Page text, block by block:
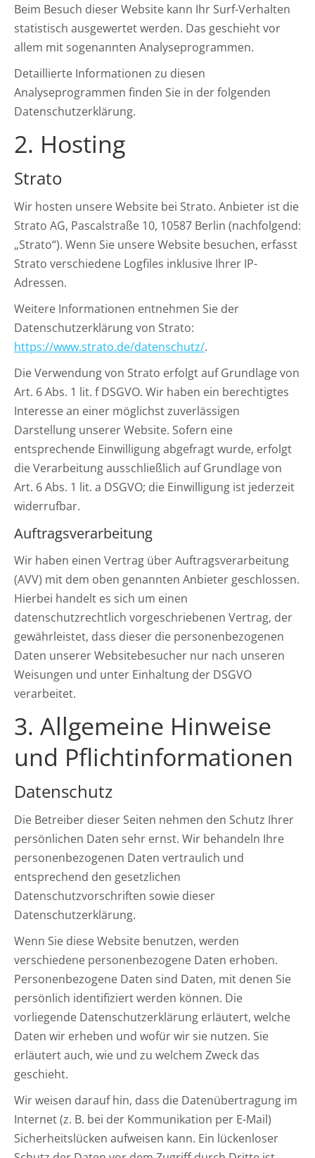
Beim Besuch dieser Website kann Ihr Surf-Verhalten
statistisch ausgewertet werden. Das geschieht vor
allem mit sogenannten Analyseprogrammen.
Detaillierte Informationen zu diesen
Analyseprogrammen finden Sie in der folgenden
Datenschutzerklärung.
2. Hosting
Strato
Wir hosten unsere Website bei Strato. Anbieter ist die
Strato AG, Pascalstraße 10, 10587 Berlin (nachfolgend:
„Strato“). Wenn Sie unsere Website besuchen, erfasst
Strato verschiedene Logfiles inklusive Ihrer IP-
Adressen.
Weitere Informationen entnehmen Sie der
Datenschutzerklärung von Strato:
https://www.strato.de/datenschutz/.
Die Verwendung von Strato erfolgt auf Grundlage von
Art. 6 Abs. 1 lit. f DSGVO. Wir haben ein berechtigtes
Interesse an einer möglichst zuverlässigen
Darstellung unserer Website. Sofern eine
entsprechende Einwilligung abgefragt wurde, erfolgt
die Verarbeitung ausschließlich auf Grundlage von
Art. 6 Abs. 1 lit. a DSGVO; die Einwilligung ist jederzeit
widerrufbar.
Auftragsverarbeitung
Wir haben einen Vertrag über Auftragsverarbeitung
(AVV) mit dem oben genannten Anbieter geschlossen.
Hierbei handelt es sich um einen
datenschutzrechtlich vorgeschriebenen Vertrag, der
gewährleistet, dass dieser die personenbezogenen
Daten unserer Websitebesucher nur nach unseren
Weisungen und unter Einhaltung der DSGVO
verarbeitet.
3. Allgemeine Hinweise
und Pflicht­informationen
Datenschutz
Die Betreiber dieser Seiten nehmen den Schutz Ihrer
persönlichen Daten sehr ernst. Wir behandeln Ihre
personenbezogenen Daten vertraulich und
entsprechend den gesetzlichen
Datenschutzvorschriften sowie dieser
Datenschutzerklärung.
Wenn Sie diese Website benutzen, werden
verschiedene personenbezogene Daten erhoben.
Personenbezogene Daten sind Daten, mit denen Sie
persönlich identifiziert werden können. Die
vorliegende Datenschutzerklärung erläutert, welche
Daten wir erheben und wofür wir sie nutzen. Sie
erläutert auch, wie und zu welchem Zweck das
geschieht.
Wir weisen darauf hin, dass die Datenübertragung im
Internet (z. B. bei der Kommunikation per E-Mail)
Sicherheitslücken aufweisen kann. Ein lückenloser